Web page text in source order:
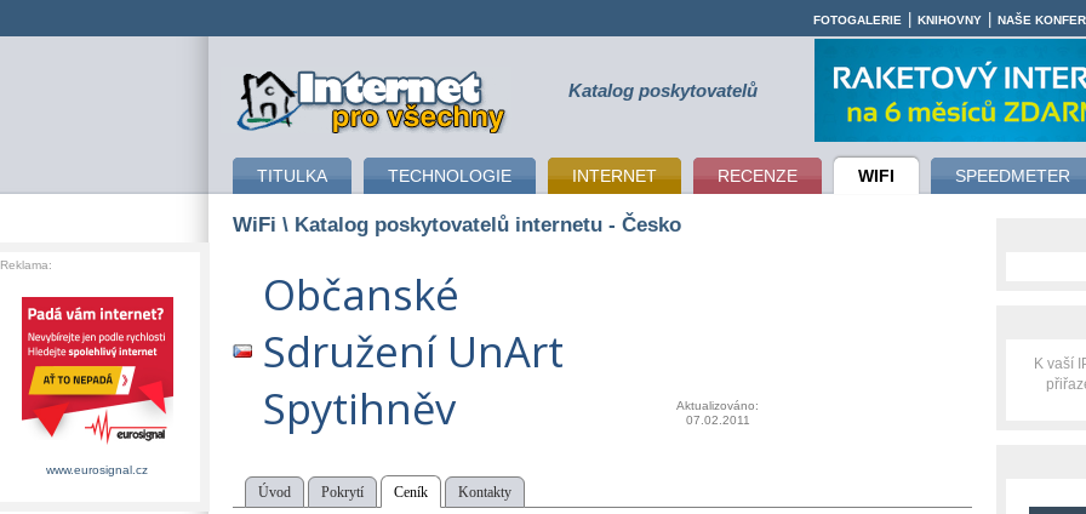
připojení k internetu Katalog poskytovatelů
TITULKA TECHNOLOGIE INTERNET RECENZE WIFI SPEEDMETER
FOTOGALERIE KNIHOVNY NAŠE
WiFi \ Katalog poskytovatelů internetu - Česko
Občanské
Sdružení UnArt
Spytihněv
Aktualizováno:
07.02.2011
Úvod Pokrytí Ceník Kontakty
K vaší
Reklama:
www.eurosignal.cz